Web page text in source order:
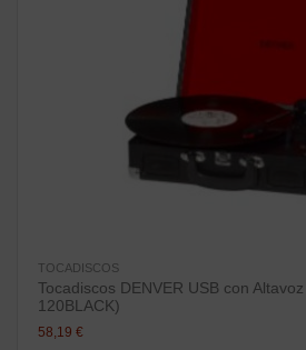
TOCADISCOS
Tocadiscos DENVER USB con
120BLACK)
58,19 €